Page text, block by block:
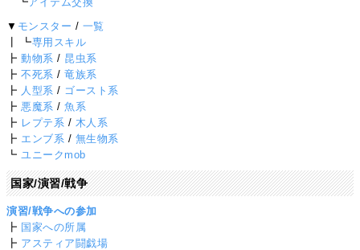
▼ モンスター / 一覧
┃ ┗専用スキル
┣動物系 / 昆虫系
┣不死系 /竜族系
┣ 人型系 / ゴースト系
┣ 悪魔系 /魚系
┣ レプテ系 / 木人系
┣ エンブ系 / 無生物系
┗ ユニークmob
国家/演習/戦争
演習/戦争への参加
┣ 国家への所属
┣ アスティア闘戯場